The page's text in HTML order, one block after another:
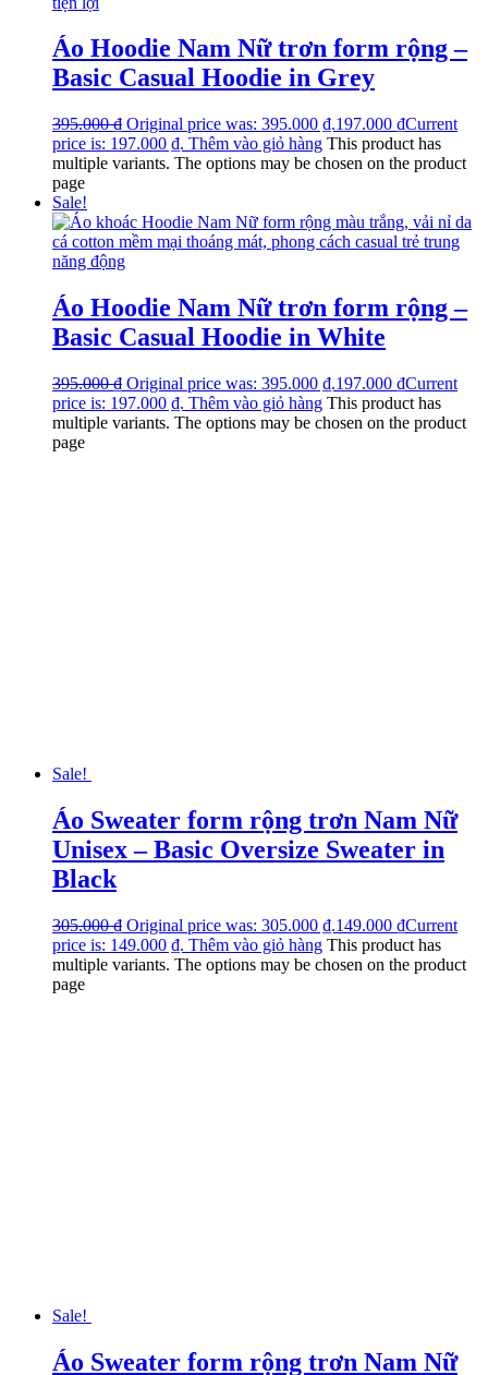
Áo Hoodie Nam Nữ trơn form rộng –
Basic Casual Hoodie in Grey
395.000₫ Original price was: 395.000 ₫.197.000 ₫Current
price is: 197.000 ₫. Thêm vào giỏ hàng This product has
multiple variants. The options may be chosen on the product
page
Sale!
Áo Hoodie Nam Nữ trơn form rộng –
Basic Casual Hoodie in White
395.000₫ Original price was: 395.000 ₫.197.000 ₫Current
price is: 197.000 ₫. Thêm vào giỏ hàng This product has
multiple variants. The options may be chosen on the product
page
Sale!
Áo Sweater form rộng trơn Nam Nữ
Unisex – Basic Oversize Sweater in
Black
305.000₫ Original price was: 305.000 ₫.149.000 ₫Current
price is: 149.000 ₫. Thêm vào giỏ hàng This product has
multiple variants. The options may be chosen on the product
page
Sale!
Áo Sweater form rộng trơn Nam Nữ